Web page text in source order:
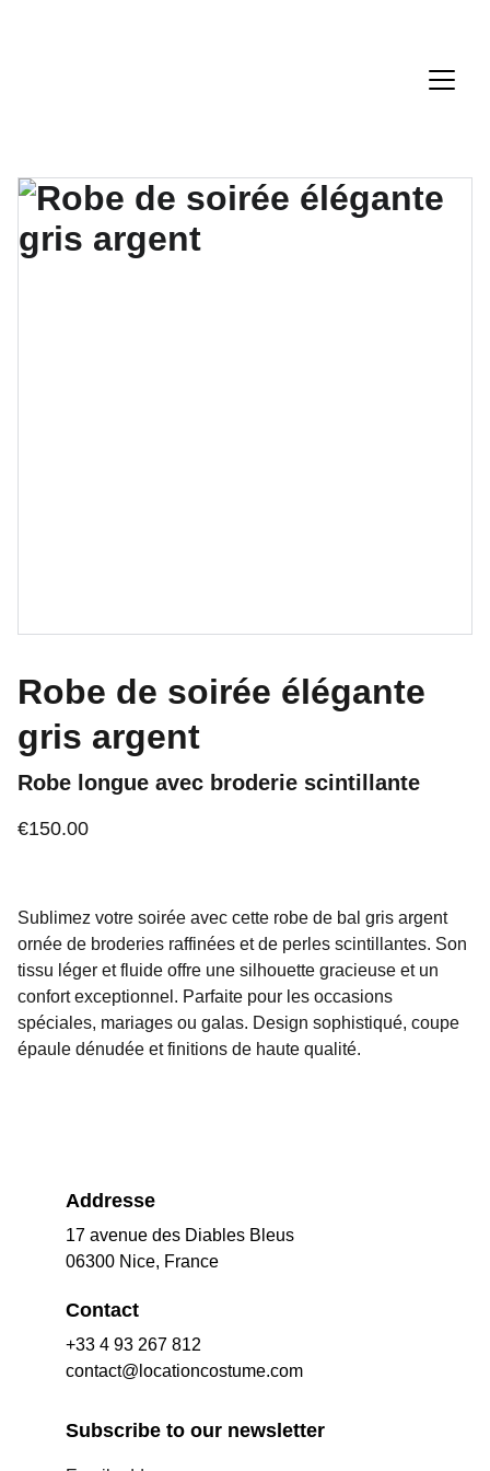
Robe de soirée élégante
gris argent
Robe longue avec broderie scintillante
€150.00
Sublimez votre soirée avec cette robe de bal gris argent
ornée de broderies raffinées et de perles scintillantes. Son
tissu léger et fluide offre une silhouette gracieuse et un
confort exceptionnel. Parfaite pour les occasions
spéciales, mariages ou galas. Design sophistiqué, coupe
épaule dénudée et finitions de haute qualité.
Addresse
17 avenue des Diables Bleus
06300 Nice, France
Contact
+33 4 93 267 812
contact@locationcostume.com
Subscribe to our newsletter